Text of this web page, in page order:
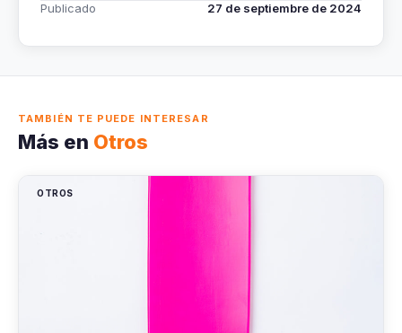
Publicado
27 de septiembre de 2024
TAMBIÉN TE PUEDE INTERESAR
Más en Otros
OTROS